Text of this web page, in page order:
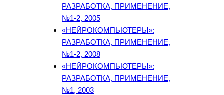
РАЗРАБОТКА, ПРИМЕНЕНИЕ,
№1-2, 2005
«НЕЙРОКОМПЬЮТЕРЫ»:
РАЗРАБОТКА, ПРИМЕНЕНИЕ,
№1-2, 2008
«НЕЙРОКОМПЬЮТЕРЫ»:
РАЗРАБОТКА, ПРИМЕНЕНИЕ,
№1, 2003